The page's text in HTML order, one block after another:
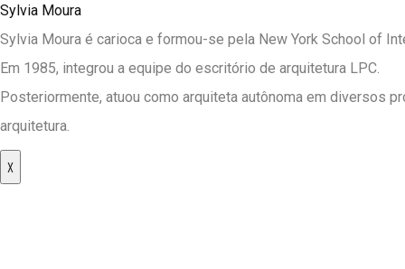
Sylvia Moura
Sylvia Moura é carioca e formou-se pela New York School of
Em 1985, integrou a equipe do escritório de arquitetura LPC.
Posteriormente, atuou como arquiteta autônoma em diversos
arquitetura.
X